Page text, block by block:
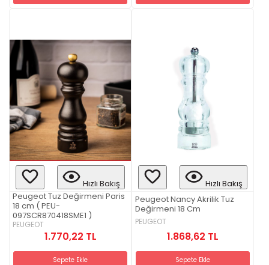
Hızlı Bakış
Peugeot Tuz Değirmeni Paris
18 cm ( PEU-
097SCR870418SME1 )
PEUGEOT
1.770,22 TL
Sepete Ekle
Hızlı Bakış
Peugeot Nancy Akrilik Tuz
Değirmeni 18 Cm
PEUGEOT
1.868,62 TL
Sepete Ekle